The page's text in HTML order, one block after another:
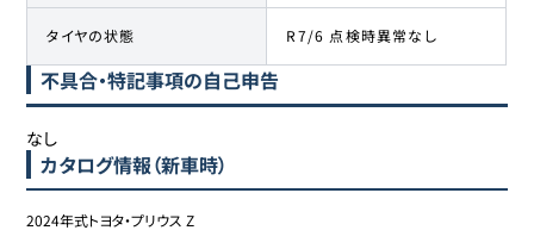
タイヤの状態 R7/6 点検時異常なし
不具合・特記事項の自己申告
なし
カタログ情報（新車時）
2024年式トヨタ・プリウス Z